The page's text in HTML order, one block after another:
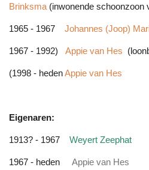
Brinksma (inwonende schoonzoon
1965 - 1967 Johannes (Joop)
1967 - 1992) Appie van Hes
(1998 - hedenAppie van Hes
Eigenaren:
1913? - 1967 Weyert Zeephat
1967 - heden Appie van Hes